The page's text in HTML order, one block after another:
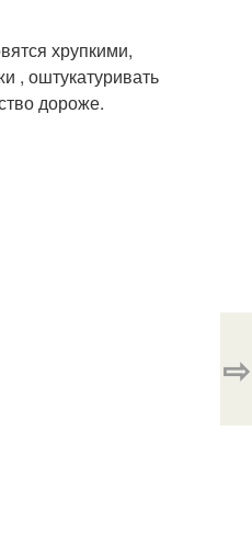
хрупкими,
, оштукатуривать
дороже.
⇨